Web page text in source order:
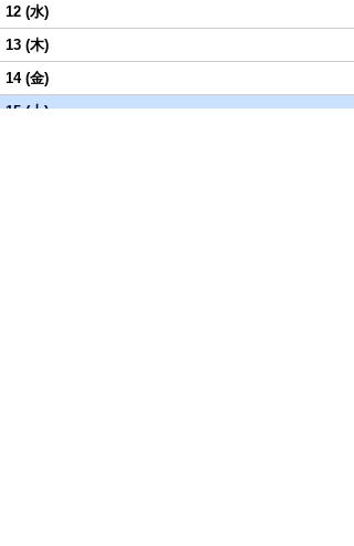
12 (水)
13 (木)
14 (金)
15 (土)